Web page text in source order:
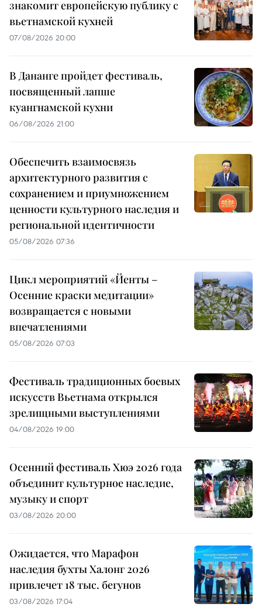
знакомит европейскую публику с
вьетнамской кухней
07/08/2026 20:00
В Дананге пройдет фестиваль,
посвященный лапше
куангнамской кухни
06/08/2026 21:00
Обеспечить взаимосвязь
архитектурного развития с
сохранением и приумножением
ценности культурного наследия и
региональной идентичности
05/08/2026 07:36
Цикл мероприятий «Йенты –
Осенние краски медитации»
возвращается с новыми
впечатлениями
05/08/2026 07:03
Фестиваль традиционных боевых
искусств Вьетнама открылся
зрелищными выступлениями
04/08/2026 19:00
Осенний фестиваль Хюэ 2026 года
объединит культурное наследие,
музыку и спорт
03/08/2026 20:00
Ожидается, что Марафон
наследия бухты Халонг 2026
привлечет 18 тыс. бегунов
03/08/2026 17:04